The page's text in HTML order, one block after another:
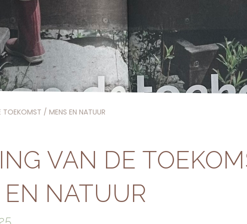
TOEKOMST / MENS EN NATUUR
VAN DE
NATUUR